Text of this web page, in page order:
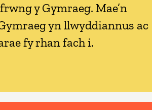
y Gymraeg. Mae’n
yn llwyddiannus ac
fy rhan fach i.